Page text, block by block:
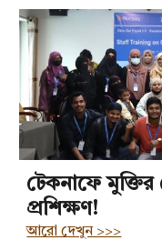
টেকনাফে মুক্তির
প্রশিক্ষণ!
আরো দেখুন >>>